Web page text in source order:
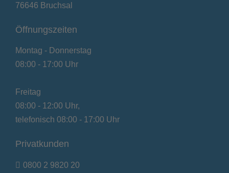
76646 Bruchsal
Öffnungszeiten
Montag - Donnerstag
08:00 - 17:00 Uhr
Freitag
08:00 - 12:00 Uhr,
telefonisch 08:00 - 17:00 Uhr
Privatkunden
0800 2 9820 20